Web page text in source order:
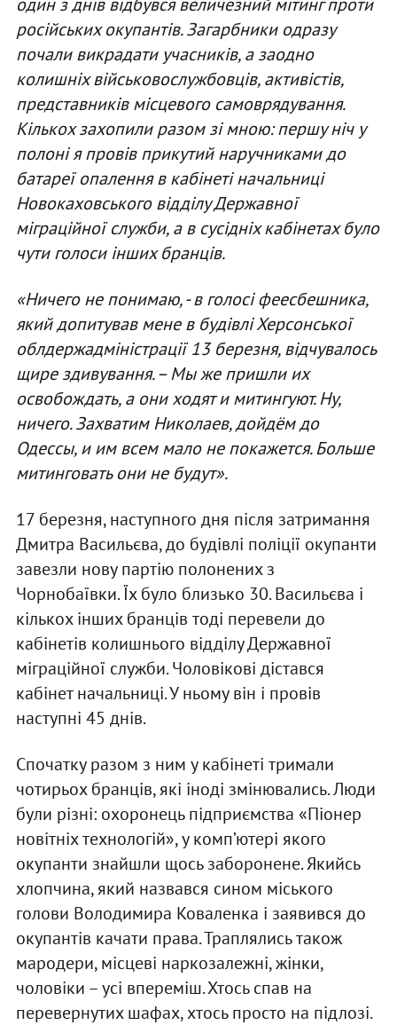
російських окупантів. Загарбники одразу
почали викрадати учасників, а заодно
колишніх військовослужбовців, активістів,
представників місцевого самоврядування.
Кількох захопили разом зі мною: першу ніч у
полоні я провів прикутий наручниками до
батареї опалення в кабінеті начальниці
Новокаховського відділу Державної
міграційної служби, а в сусідніх кабінетах було
чути голоси інших бранців.
«Ничего не понимаю, - в голосі феесбешника,
який допитував мене в будівлі Херсонської
облдержадміністрації 13 березня, відчувалось
щире здивування. – Мы же пришли их
освобождать, а они ходят и митингуют. Ну,
ничего. Захватим Николаев, дойдём до
Одессы, и им всем мало не покажется. Больше
митинговать они не будут».
17 березня, наступного дня після затримання
Дмитра Васильєва, до будівлі поліції окупанти
завезли нову партію полонених з
Чорнобаївки. Їх було близько 30. Васильєва і
кількох інших бранців тоді перевели до
кабінетів колишнього відділу Державної
міграційної служби. Чоловікові дістався
кабінет начальниці. У ньому він і провів
наступні 45 днів.
Спочатку разом з ним у кабінеті тримали
чотирьох бранців, які іноді змінювались. Люди
були різні: охоронець підприємства «Піонер
новітніх технологій», у комп’ютері якого
окупанти знайшли щось заборонене. Якийсь
хлопчина, який назвався сином міського
голови Володимира Коваленка і заявився до
окупантів качати права. Траплялись також
мародери, місцеві наркозалежні, жінки,
чоловіки – усі впереміш. Хтось спав на
перевернутих шафах, хтось просто на підлозі.